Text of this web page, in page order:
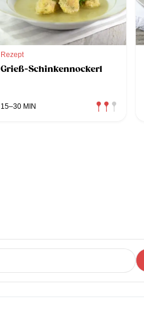
Rezept
Grieß-Schinkennockerl
15–30 MIN